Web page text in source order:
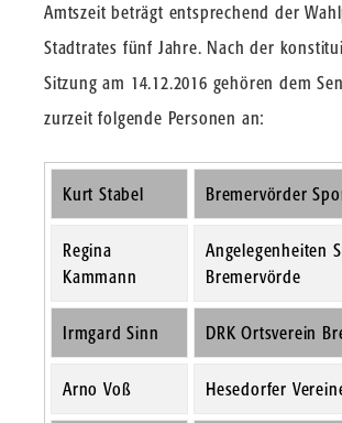
Amtszeit beträgt entsprechend der
Stadtrates fünf Jahre. Nach der
Sitzung am 14.12.2016 gehören dem
zurzeit folgende Personen an:
Kurt Stabel Bremervörder
Regina
Kammann
Angelegenheiten
Bremervörde
Irmgard Sinn DRK Ortsverein
Arno Voß Hesedorfer